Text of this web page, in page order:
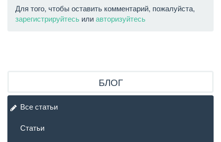
Для того, чтобы оставить комментарий, пожалуйста,
зарегистрируйтесь илиавторизуйтесь
БЛОГ
Все статьи
Статьи